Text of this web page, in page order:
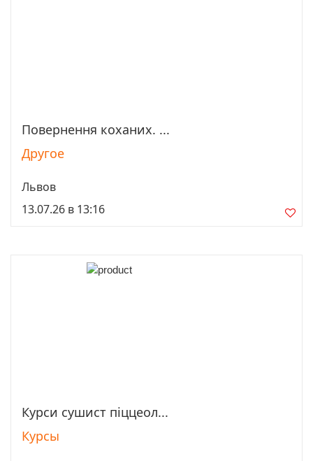
Просмотреть
Повернення коханих. ...
Другое
Львов
13.07.26 в 13:16
Просмотреть
Курси сушист піццеол...
Курсы